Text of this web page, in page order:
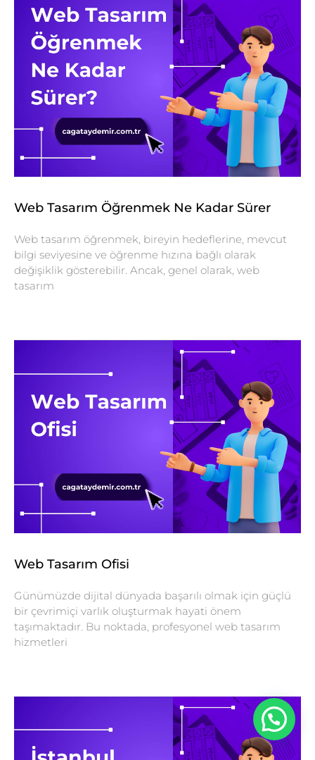
Web Tasarım Öğrenmek Ne Kadar Sürer
Web tasarım öğrenmek, bireyin hedeflerine, mevcut
bilgi seviyesine ve öğrenme hızına bağlı olarak
değişiklik gösterebilir. Ancak, genel olarak, web
tasarım
Web Tasarım Ofisi
Günümüzde dijital dünyada başarılı olmak için güçlü
bir çevrimiçi varlık oluşturmak hayati önem
taşımaktadır. Bu noktada, profesyonel web tasarım
hizmetleri